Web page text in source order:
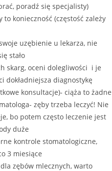
poradź się specjalisty)
konieczność (częstość zależy
uzębienie u lekarza, nie
stało
skarg, oceni dolegliwości i je
dokładniejsza diagnostykę
konsultacje)- ciąża to żadne
zęby trzeba leczyć! Nie
bo potem często leczenie jest
duże
kontrole stomatologiczne,
3 miesiące
zębów mlecznych, warto